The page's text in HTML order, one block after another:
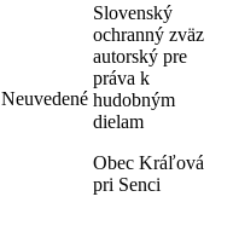
Neuvedené
Slovenský
ochranný zväz
autorský pre
práva k
hudobným
dielam
Obec Kráľová
pri Senci